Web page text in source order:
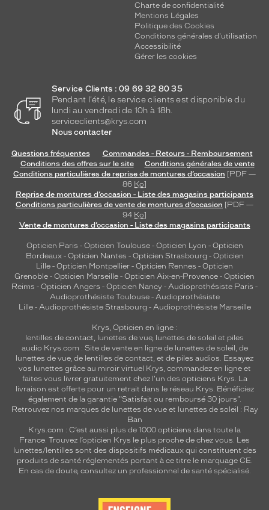
Charte de confidentialité
Mentions Légales
Politique des Cookies
Conditions générales d'utilisation
Accessibilité
Gérer les cookies
Service Clients : 09 69 32 80 35
Pendant l'été, le service clients est disponible du
lundi au vendredi de 10h à 18h.
serviceclients@krys.com
Nous contacter
Questions fréquentes
Commandes - Retours - Remboursement
Conditions des offres sur le site
Conditions générales de vente
Conditions particulières de reprise de montures d’occasion [PDF —
86 Ko]
Reprise de montures d’occasion - Liste des magasins participants
Conditions particulières de vente de montures d’occasion [PDF —
94 Ko]
Vente de montures d’occasion - Liste des magasins participants
Opticien Paris - Opticien Toulouse- Opticien Lyon - Opticien
Bordeaux- Opticien Nantes - Opticien Strasbourg - Opticien
Lille - Opticien Montpellier - Opticien Rennes - Opticien
Grenoble - Opticien Marseille - Opticien Aix-en-Provence - Opticien
Reims - Opticien Angers - Opticien Nancy - Audioprothésiste Paris -
Audioprothésiste Toulouse- Audioprothésiste
Lille- Audioprothésiste Strasbourg - Audioprothésiste Marseille
Krys, Opticien en ligne :
lentilles de contact, lunettes de vue, lunettes de soleil et piles
audio Krys.com : Site de vente en ligne de lunettes de soleil, de
lunettes de vue, de lentilles de contact, et de piles audios. Essayez
vos lunettes grâce au miroir virtuel Krys, commandez en ligne et
faites vous livrer gratuitement chez l'un des opticiens Krys. La
livraison est offerte pour un retrait dans le réseau Krys. Bénéficiez
également de la garantie "Satisfait ou remboursé 30 jours".
Retrouvez nos marques de lunettes de vue et lunettes de soleil : Ray
Ban
Krys.com : C’est aussi plus de 1000 opticiens dans toute la
France. Trouvez l’opticien Krys le plus proche de chez vous. Les
lunettes/lentilles sont des dispositifs médicaux qui constituent des
produits de santé réglementés portant à ce titre le marquage CE.
En cas de doute, consultez un professionnel de santé spécialisé.